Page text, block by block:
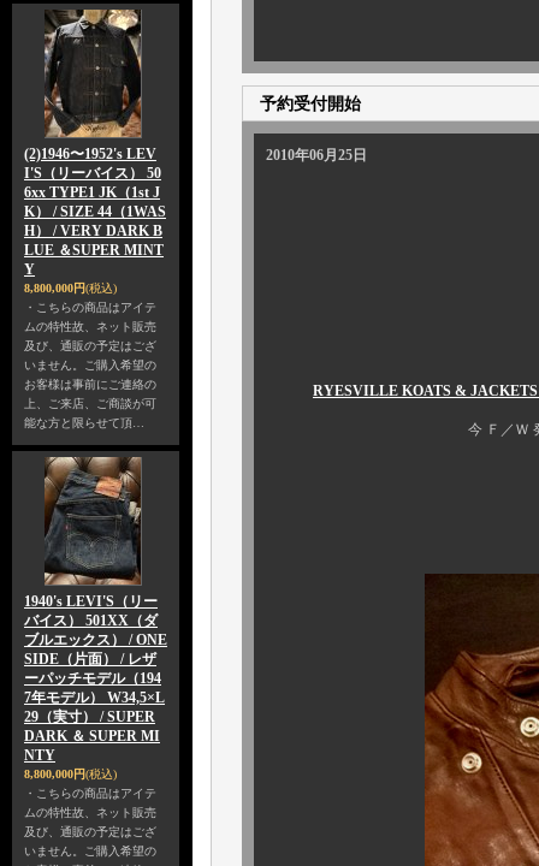
(2)1946〜1952's LEV
I'S（リーバイス） 50
6xx TYPE1 JK（1st J
K） / SIZE 44（1WAS
H） / VERY DARK B
LUE ＆SUPER MINT
Y
8,800,000円(税込)
・こちらの商品はアイテ
ムの特性故、ネット販売
及び、通販の予定はござ
いません。ご購入希望の
お客様は事前にご連絡の
上、ご来店、ご商談が可
能な方と限らせて頂…
1940's LEVI'S（リー
バイス） 501XX（ダ
ブルエックス） / ONE
SIDE（片面） / レザ
ーパッチモデル（194
7年モデル） W34,5×L
29（実寸） / SUPER
DARK ＆ SUPER MI
NTY
8,800,000円(税込)
・こちらの商品はアイテ
ムの特性故、ネット販売
及び、通販の予定はござ
いません。ご購入希望の
予約受付開始
2010年06月25日
RYESVILLE KOATS & JACKETS
今 Ｆ／Ｗ 発売予定の、